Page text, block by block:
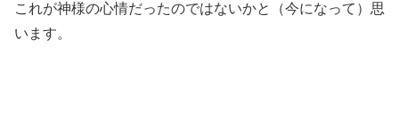
これが神様の心情だったのではないかと（今になって）思
います。